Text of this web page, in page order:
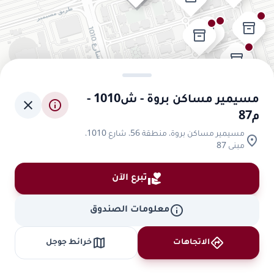
inventory_2
inventory_2
inventory_2
inventory_2
inventory_2
مسيمير مساكن بروة - ش1010 -
م87
location_on
مسيمير مساكن بروة، منطقة 56، شارع 1010،
مبنى 87
info
close
volunteer_activismتبرع الآن
infoمعلومات الصندوق
directions الاتجاهات map خرائط جوجل